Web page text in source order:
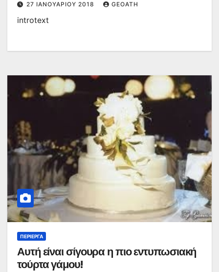
27 ΙΑΝΟΥΑΡΊΟΥ 2018 GEOATH
introtext
ΠΕΡΊΕΡΓΑ
Αυτή είναι σίγουρα η πιο εντυπωσιακή
τούρτα γάμου!